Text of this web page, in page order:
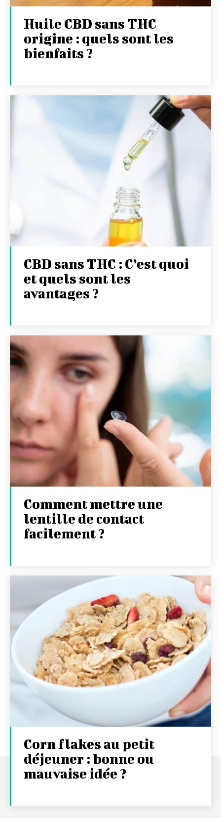
Huile CBD sans THC
origine : quels sont les
bienfaits ?
CBD sans THC : C’est quoi
et quels sont les
avantages ?
Comment mettre une
lentille de contact
facilement ?
Corn flakes au petit
déjeuner : bonne ou
mauvaise idée ?